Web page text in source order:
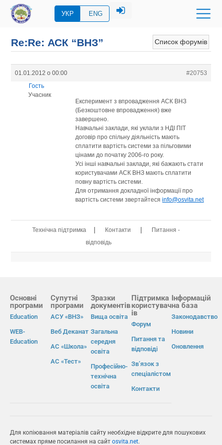
УКР ENG
Список форумів
Re:Re: АСК “ВНЗ”
01.01.2012 о 00:00
#20753
Гость
Учасник
Експеримент з впровадження АСК ВНЗ
(Безкоштовне впровадження) вже
завершено.
Навчальні заклади, які уклали з НДІ ПІТ
договір про спільну діяльність мають
сплатити вартість системи за пільговими
цінами до початку 2006-го року.
Усі інші навчальні заклади, які бажають стати
користувачами АСК ВНЗ мають сплатити
повну вартість системи.
Для отримання докладної інформації про
вартість системи звертайтесяinfo@osvita.net
Технічна підтримка | Контакти |
Питання -
відповідь
Основні
програми
Education
WEB-
Education
Супутні
програми
АСУ «ВНЗ»
Веб Деканат
АС «Школа»
АС «Тест»
Зразки
документів
Вища освіта
Загальна
середня
освіта
Професійно-
технічна
освіта
Підтримка
користувач
ів
Форум
Питання та
відповіді
Зв’язок з
спеціалістом
Контакти
Інформацій
на база
Законодавство
Новини
Оновлення
Для копіювання матеріалів сайту необхідне відкрите для пошукових
системах пряме посилання на сайт osvita.net.